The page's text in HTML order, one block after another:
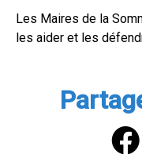
Les Maires de la
les aider et les